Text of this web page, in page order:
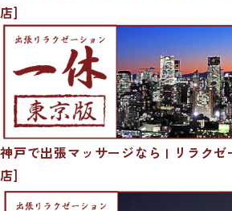
店]
神戸で出張マッサージなら | リラク
店]